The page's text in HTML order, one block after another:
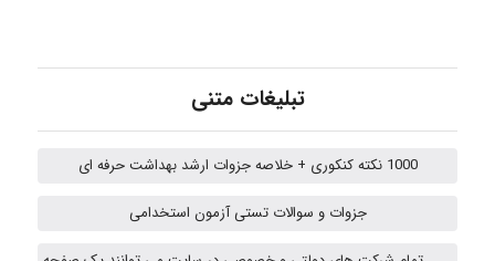
ehtesham
تبلیغات متنی
1000 نکته کنکوری + خلاصه جزوات ارشد بهداشت حرفه ای
جزوات و سوالات تستی آزمون استخدامی